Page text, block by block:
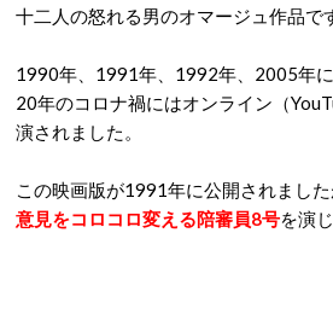
十二人の怒れる男のオマージュ作品で
1990年、1991年、1992年、2005年
20年のコロナ禍にはオンライン（
演されました。
この映画版が1991年に公開されました
意見をコロコロ変える陪審員8号を演